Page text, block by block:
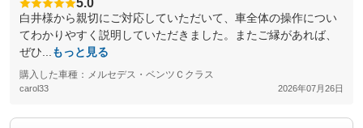
5.0
白井様から親切にご対応していただいて、車全体の操作につい
てわかりやすく説明していただきました。またご縁があれば、
ぜひ...
もっと見る
購入した車種：メルセデス・ベンツＣクラス
carol33 2026年07月26日